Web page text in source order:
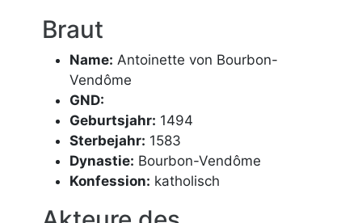
Braut
Name: Antoinette von Bourbon-
Vendôme
GND:
Geburtsjahr: 1494
Sterbejahr: 1583
Dynastie: Bourbon-Vendôme
Konfession: katholisch